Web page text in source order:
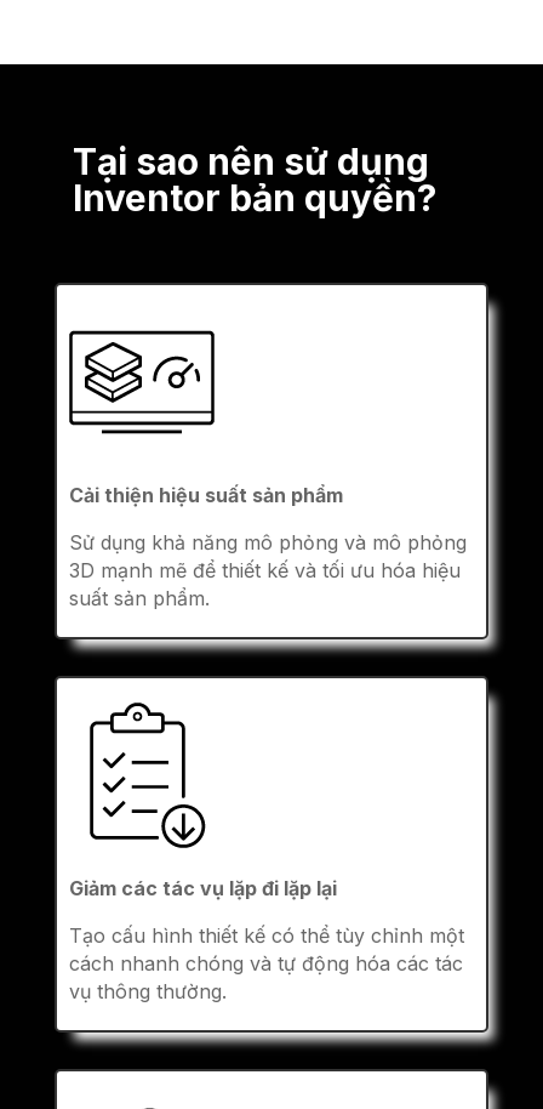
Tại sao nên sử dụng
Inventor bản quyền?
Cải thiện hiệu suất sản phẩm
Sử dụng khả năng mô phỏng và mô phỏng
3D mạnh mẽ để thiết kế và tối ưu hóa hiệu
suất sản phẩm.
Giảm các tác vụ lặp đi lặp lại
Tạo cấu hình thiết kế có thể tùy chỉnh một
cách nhanh chóng và tự động hóa các tác
vụ thông thường.